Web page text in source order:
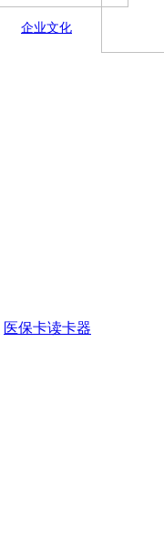
企业文化
医保卡读卡器